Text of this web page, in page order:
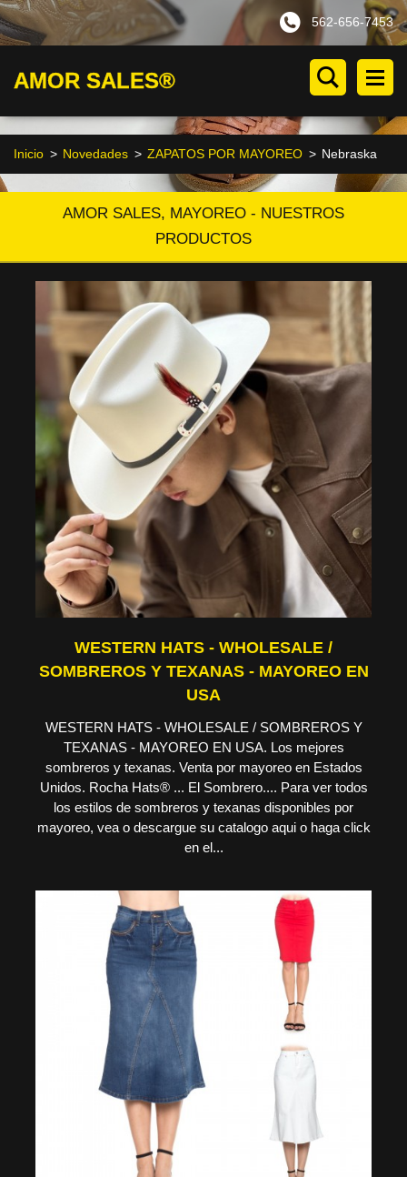
562-656-7453
AMOR SALES®
Inicio > Novedades > ZAPATOS POR MAYOREO > Nebraska
AMOR SALES, MAYOREO - NUESTROS
PRODUCTOS
WESTERN HATS - WHOLESALE /
SOMBREROS Y TEXANAS - MAYOREO EN
USA
WESTERN HATS - WHOLESALE / SOMBREROS Y
TEXANAS - MAYOREO EN USA. Los mejores
sombreros y texanas. Venta por mayoreo en Estados
Unidos. Rocha Hats® ... El Sombrero.... Para ver todos
los estilos de sombreros y texanas disponibles por
mayoreo, vea o descargue su catalogo aqui o haga click
en el...